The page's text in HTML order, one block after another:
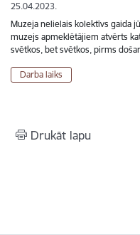
25.04.2023.
Muzeja nelielais kolektīvs gaida
muzejs apmeklētājiem atvērts
svētkos, bet svētkos, pirms
Darba laiks
Drukāt lapu